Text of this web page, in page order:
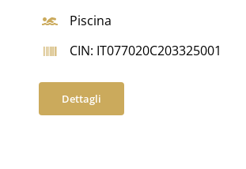
Piscina
CIN: IT077020C203325001
Dettagli